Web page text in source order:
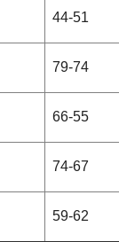
44-51
79-74
66-55
74-67
59-62